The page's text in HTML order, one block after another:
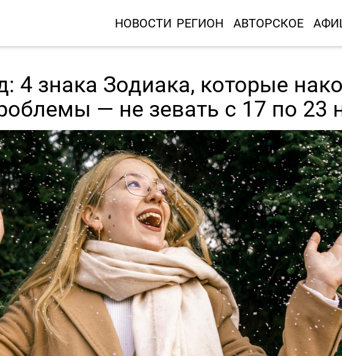
НОВОСТИ РЕГИОН АВТОРСКОЕ
4 знака Зодиака, которые
— не зевать с 17 по 23